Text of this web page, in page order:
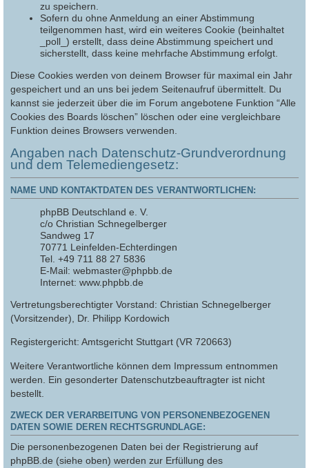
zu speichern.
Sofern du ohne Anmeldung an einer Abstimmung
teilgenommen hast, wird ein weiteres Cookie (beinhaltet
_poll_) erstellt, dass deine Abstimmung speichert und
sicherstellt, dass keine mehrfache Abstimmung erfolgt.
Diese Cookies werden von deinem Browser für maximal ein Jahr
gespeichert und an uns bei jedem Seitenaufruf übermittelt. Du
kannst sie jederzeit über die im Forum angebotene Funktion “Alle
Cookies des Boards löschen” löschen oder eine vergleichbare
Funktion deines Browsers verwenden.
Angaben nach Datenschutz-Grundverordnung
und dem Telemediengesetz:
NAME UND KONTAKTDATEN DES VERANTWORTLICHEN:
phpBB Deutschland e. V.
c/o Christian Schnegelberger
Sandweg 17
70771 Leinfelden-Echterdingen
Tel. +49 711 88 27 5836
E-Mail: webmaster@phpbb.de
Internet: www.phpbb.de
Vertretungsberechtigter Vorstand: Christian Schnegelberger
(Vorsitzender), Dr. Philipp Kordowich
Registergericht: Amtsgericht Stuttgart (VR 720663)
Weitere Verantwortliche können dem Impressum entnommen
werden. Ein gesonderter Datenschutzbeauftragter ist nicht
bestellt.
ZWECK DER VERARBEITUNG VON PERSONENBEZOGENEN
DATEN SOWIE DEREN RECHTSGRUNDLAGE:
Die personenbezogenen Daten bei der Registrierung auf
phpBB.de (siehe oben) werden zur Erfüllung des